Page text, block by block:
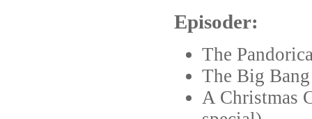
Episoder:
The
The Big
A Christmas